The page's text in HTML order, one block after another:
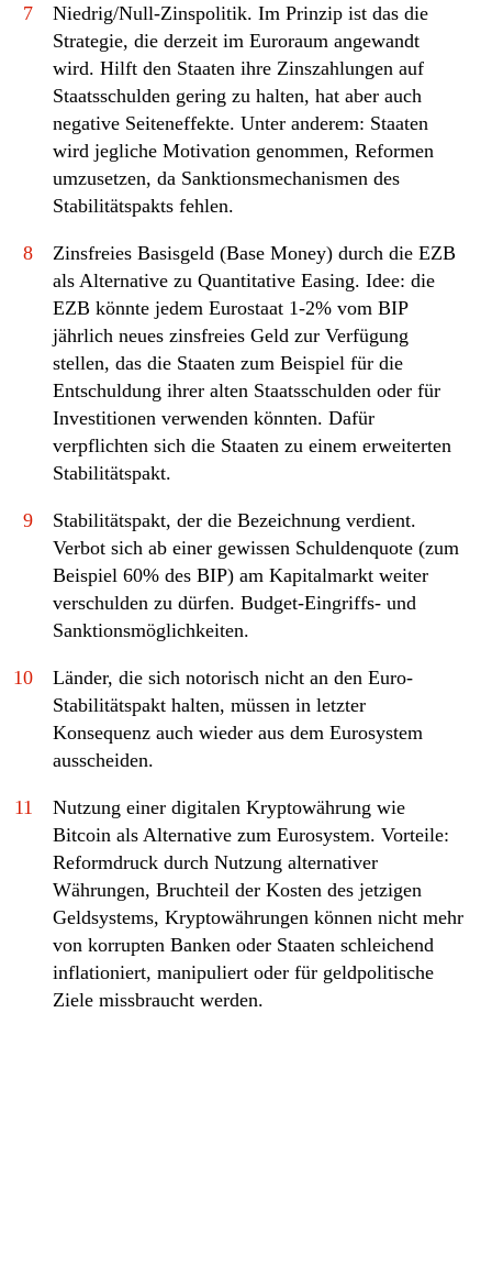
7
Niedrig/Null-Zinspolitik. Im Prinzip ist das die
Strategie, die derzeit im Euroraum angewandt
wird. Hilft den Staaten ihre Zinszahlungen auf
Staatsschulden gering zu halten, hat aber auch
negative Seiteneffekte. Unter anderem: Staaten
wird jegliche Motivation genommen, Reformen
umzusetzen, da Sanktionsmechanismen des
Stabilitätspakts fehlen.
8
Zinsfreies Basisgeld (Base Money) durch die EZB
als Alternative zu Quantitative Easing. Idee: die
EZB könnte jedem Eurostaat 1-2% vom BIP
jährlich neues zinsfreies Geld zur Verfügung
stellen, das die Staaten zum Beispiel für die
Entschuldung ihrer alten Staatsschulden oder für
Investitionen verwenden könnten. Dafür
verpflichten sich die Staaten zu einem erweiterten
Stabilitätspakt.
9
Stabilitätspakt, der die Bezeichnung verdient.
Verbot sich ab einer gewissen Schuldenquote (zum
Beispiel 60% des BIP) am Kapitalmarkt weiter
verschulden zu dürfen. Budget-Eingriffs- und
Sanktionsmöglichkeiten.
10
Länder, die sich notorisch nicht an den Euro-
Stabilitätspakt halten, müssen in letzter
Konsequenz auch wieder aus dem Eurosystem
ausscheiden.
11
Nutzung einer digitalen Kryptowährung wie
Bitcoin als Alternative zum Eurosystem. Vorteile:
Reformdruck durch Nutzung alternativer
Währungen, Bruchteil der Kosten des jetzigen
Geldsystems, Kryptowährungen können nicht mehr
von korrupten Banken oder Staaten schleichend
inflationiert, manipuliert oder für geldpolitische
Ziele missbraucht werden.